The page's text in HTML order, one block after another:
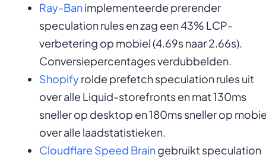
Ray-Banimplementeerde prerender
speculation rules en zag een 43% LCP-
verbetering op mobiel (4.69s naar 2.66s).
Conversiepercentages verdubbelden.
Shopifyrolde prefetch speculation rules uit
over alle Liquid-storefronts en mat 130ms
sneller op desktop en 180ms sneller op
over alle laadstatistieken.
Cloudflare Speed Braingebruikt speculation